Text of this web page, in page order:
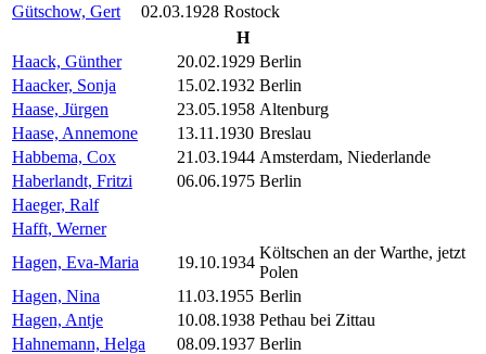
Gütschow, Gert
02.03.1928 Rostock
H
Haack, Günther
20.02.1929 Berlin
Haacker, Sonja
15.02.1932 Berlin
Haase, Jürgen
23.05.1958 Altenburg
Haase, Annemone
13.11.1930 Breslau
Habbema, Cox
21.03.1944 Amsterdam, Niederlande
Haberlandt, Fritzi
06.06.1975 Berlin
Haeger, Ralf
Hafft, Werner
Hagen, Eva-Maria
19.10.1934
Költschen an der Warthe, jetzt
Polen
Hagen, Nina
11.03.1955 Berlin
Hagen, Antje
10.08.1938 Pethau bei Zittau
Hahnemann, Helga
08.09.1937 Berlin